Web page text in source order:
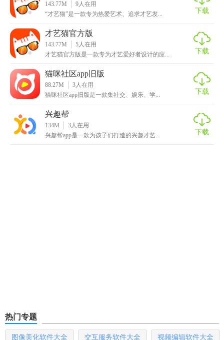
143.77M 9人在用
“才艺猫”是一款专为热爱艺术、追求才艺发...
下载
才艺猫官方版
143.77M 5人在用
才艺猫官方版是一款专为才艺爱好者设计的应...
下载
猫咪社区app旧版
88.27M 3人在用
猫咪社区app旧版是一款集社交、娱乐、学...
下载
兴趣帮
134M 3人在用
兴趣帮app是一款为孩子们打造的兴趣才艺...
下载
热门专题
图像美化软件大全 交互服务软件大全 视频编辑软件大全